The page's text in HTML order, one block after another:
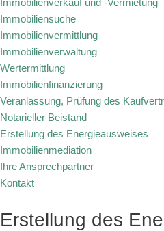
Immobilienverkauf und -Vermietung
Immobiliensuche
Immobilienvermittlung
Immobilienverwaltung
Wertermittlung
Immobilienfinanzierung
Veranlassung, Prüfung des
Notarieller Beistand
Erstellung des Energieausweises
Immobilienmediation
Ihre Ansprechpartner
Kontakt
Erstellung des